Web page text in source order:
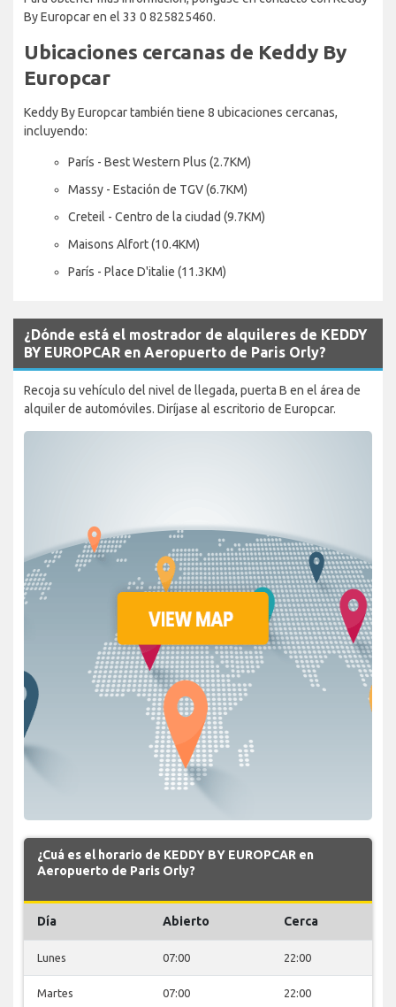
By Europcar en el 33 0 825825460.
Ubicaciones cercanas de Keddy By
Europcar
Keddy By Europcar también tiene 8 ubicaciones cercanas,
incluyendo:
París - Best Western Plus (2.7KM)
Massy - Estación de TGV (6.7KM)
Creteil - Centro de la ciudad (9.7KM)
Maisons Alfort (10.4KM)
París - Place D'italie (11.3KM)
¿Dónde está el mostrador de alquileres de KEDDY
BY EUROPCAR en Aeropuerto de Paris Orly?
Recoja su vehículo del nivel de llegada, puerta B en el área de
alquiler de automóviles. Diríjase al escritorio de Europcar.
¿Cuá es el horario de KEDDY BY EUROPCAR en
Aeropuerto de Paris Orly?
Día Abierto Cerca
Lunes 07:00 22:00
Martes 07:00 22:00